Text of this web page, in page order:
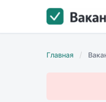
Главная /